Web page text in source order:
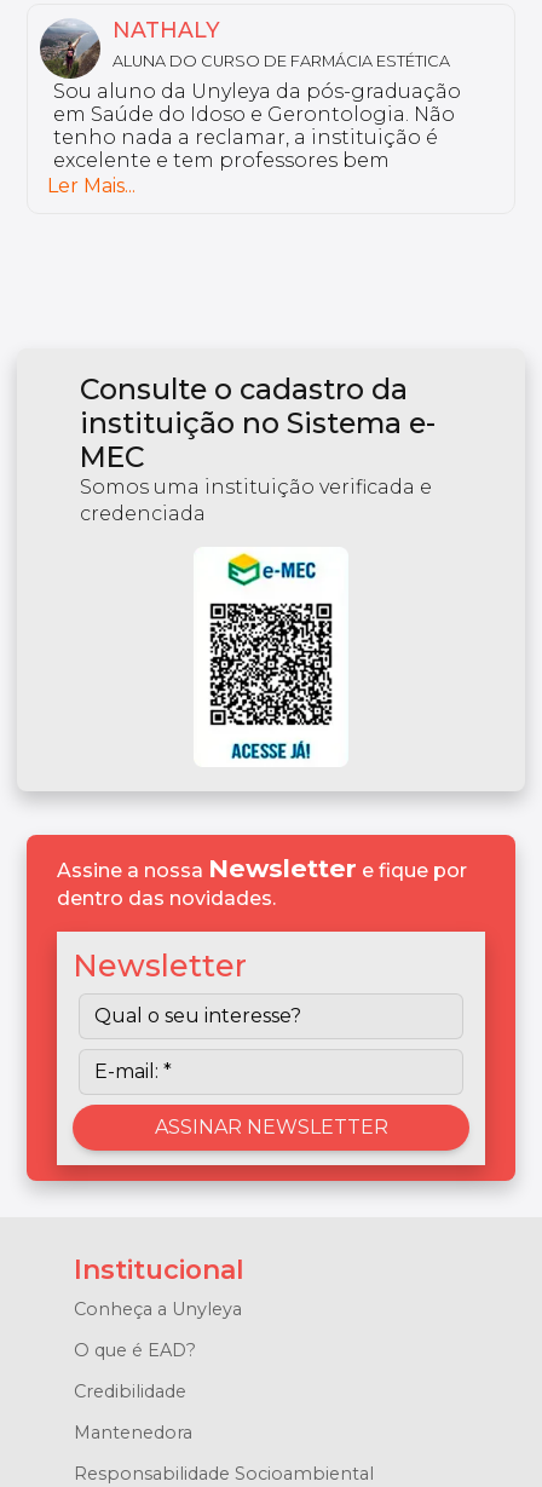
NATHALY
ALUNA DO CURSO DE FARMÁCIA ESTÉTICA
Sou aluno da Unyleya da pós-graduação
em Saúde do Idoso e Gerontologia. Não
tenho nada a reclamar, a instituição é
excelente e tem professores bem
preparados.
Ler Mais...
Consulte o cadastro da
instituição no Sistema e-
MEC
Somos uma instituição verificada e
credenciada
Assine a nossa Newsletter e fique por
dentro das novidades.
Newsletter
Institucional
Conheça a Unyleya
O que é EAD?
Credibilidade
Mantenedora
Responsabilidade Socioambiental